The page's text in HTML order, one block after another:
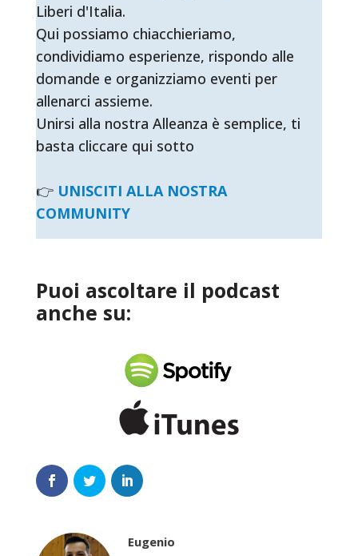
Liberi d'Italia.
Qui possiamo chiacchieriamo,
condividiamo esperienze, rispondo alle
domande e organizziamo eventi per
allenarci assieme.
Unirsi alla nostra Alleanza è semplice, ti
basta cliccare qui sotto
👉 UNISCITI ALLA NOSTRA
COMMUNITY
Puoi ascoltare il podcast
anche su:
Eugenio